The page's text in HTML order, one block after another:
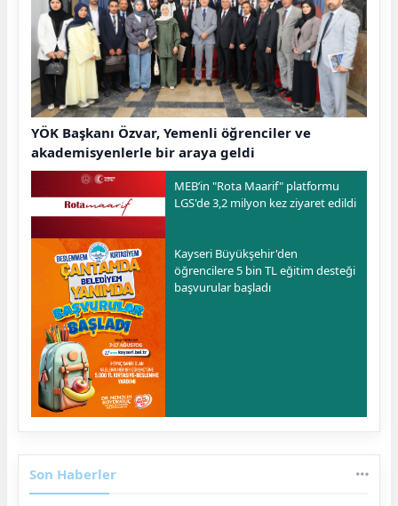
YÖK Başkanı Özvar, Yemenli öğrenciler ve
akademisyenlerle bir araya geldi
MEB’in "Rota Maarif" platformu
LGS'de 3,2 milyon kez ziyaret edildi
Kayseri Büyükşehir'den
öğrencilere 5 bin TL eğitim desteği
başvurular başladı
Son Haberler